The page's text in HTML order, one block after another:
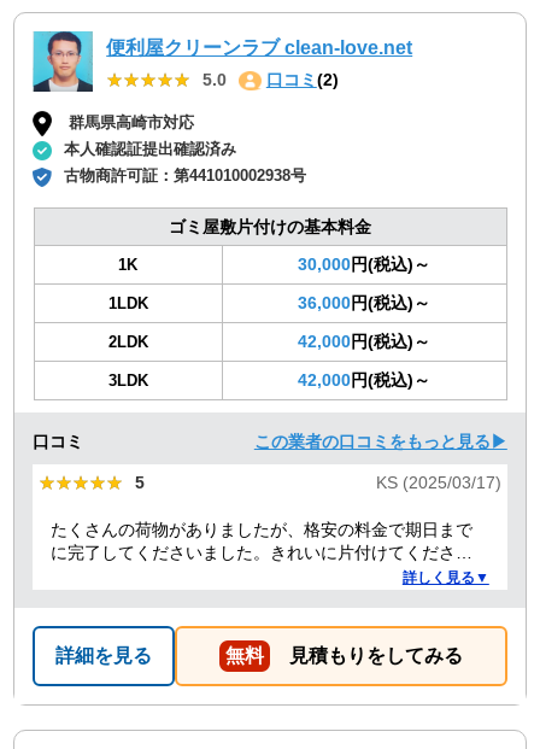
便利屋クリーンラブ clean-love.net
★★★★★
★★★★★ 5.0 口コミ (2)
群馬県高崎市対応
本人確認証提出確認済み
古物商許可証：第441010002938号
ゴミ屋敷片付けの基本料金
1K 30,000円(税込)～
1LDK 36,000円(税込)～
2LDK 42,000円(税込)～
3LDK 42,000円(税込)～
口コミ この業者の口コミをもっと見る▶
★★★★★
★★★★★ 5 KS (2025/03/17)
たくさんの荷物がありましたが、格安の料金で期日まで
に完了してくださいました。きれいに片付けてくださり
ありがとうございました。作業の進捗も報告してくださ
詳しく見る▼
詳細を見る 無料 見積もりをしてみる